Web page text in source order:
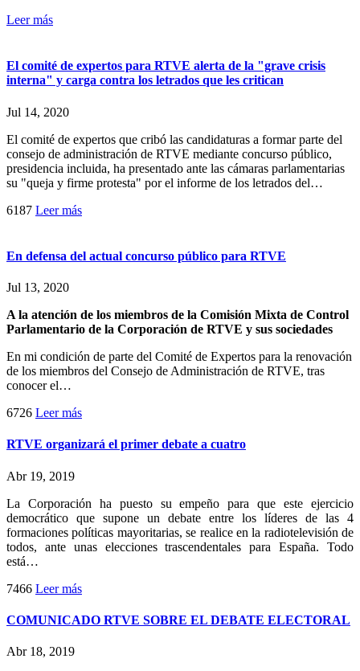
Leer más
El comité de expertos para RTVE alerta de la "grave crisis
interna" y carga contra los letrados que les critican
Jul 14, 2020
El comité de expertos que cribó las candidaturas a formar parte del
consejo de administración de RTVE mediante concurso público,
presidencia incluida, ha presentado ante las cámaras parlamentarias
su "queja y firme protesta" por el informe de los letrados del…
6187 Leer más
En defensa del actual concurso público para RTVE
Jul 13, 2020
A la atención de los miembros de la Comisión Mixta de Control
Parlamentario de la Corporación de RTVE y sus sociedades
En mi condición de parte del Comité de Expertos para la renovación
de los miembros del Consejo de Administración de RTVE, tras
conocer el…
6726 Leer más
RTVE organizará el primer debate a cuatro
Abr 19, 2019
La Corporación ha puesto su empeño para que este ejercicio
democrático que supone un debate entre los líderes de las 4
formaciones políticas mayoritarias, se realice en la radiotelevisión de
todos, ante unas elecciones trascendentales para España. Todo
está…
7466 Leer más
COMUNICADO RTVE SOBRE EL DEBATE ELECTORAL
Abr 18, 2019